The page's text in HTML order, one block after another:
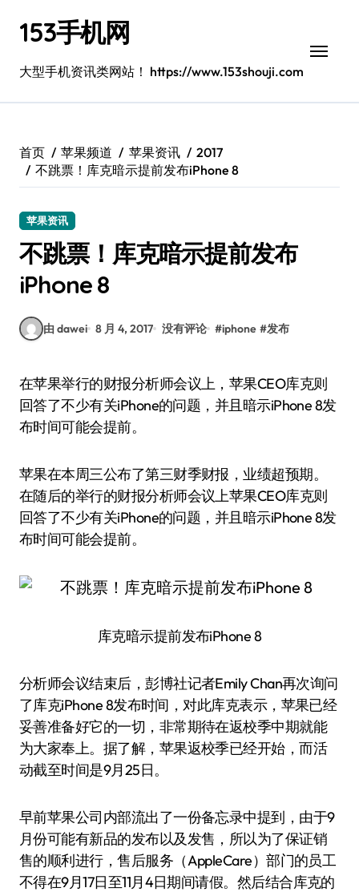
153手机网
大型手机资讯类网站！ https://www.153shouji.com
首页 苹果频道 苹果资讯
2017
不跳票！库克暗示提前发布iPhone 8
苹果资讯
不跳票！库克暗示提前发布
iPhone 8
由 dawei 8 月 4, 2017 没有评论 #iphone #发布
在苹果举行的财报分析师会议上，苹果CEO库克则
回答了不少有关iPhone的问题，并且暗示iPhone 8发
布时间可能会提前。
苹果在本周三公布了第三财季财报，业绩超预期。
在随后的举行的财报分析师会议上苹果CEO库克则
回答了不少有关iPhone的问题，并且暗示iPhone 8发
布时间可能会提前。
库克暗示提前发布iPhone 8
分析师会议结束后，彭博社记者Emily Chan再次询问
了库克iPhone 8发布时间，对此库克表示，苹果已经
妥善准备好它的一切，非常期待在返校季中期就能
为大家奉上。据了解，苹果返校季已经开始，而活
动截至时间是9月25日。
早前苹果公司内部流出了一份备忘录中提到，由于9
月份可能有新品的发布以及发售，所以为了保证销
售的顺利进行，售后服务（AppleCare）部门的员工
不得在9月17日至11月4日期间请假。然后结合库克的